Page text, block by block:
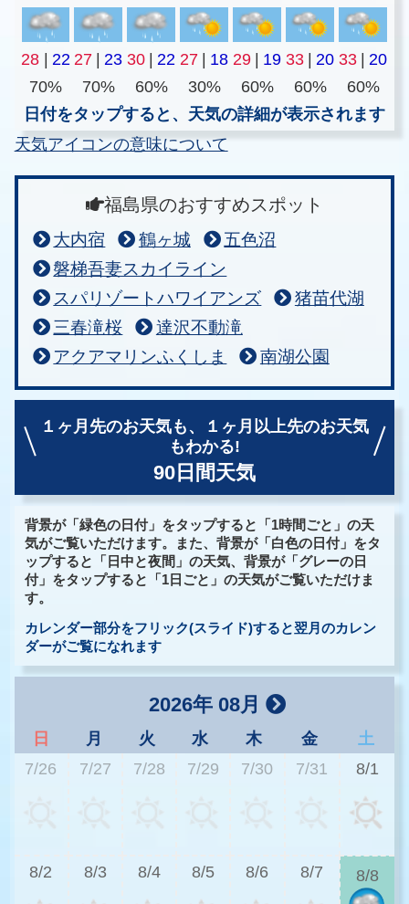
28 | 22 27 | 23 30 | 22 27 | 18 29 | 19 33 | 20 33 | 20
70%
70% 60% 30% 60% 60%
60%
日付をタップすると、天気の詳細が表示されます
天気アイコンの意味について
福島県のおすすめスポット
大内宿 鶴ヶ城
五色沼
磐梯吾妻スカイライン
スパリゾートハワイアンズ
猪苗代湖
三春滝桜
達沢不動滝
アクアマリンふくしま
南湖公園
１ヶ月先のお天気も、
１ヶ月以上先のお天気
もわかる!
90日間天気
背景が「緑色の日付」をタップすると「1時間ごと」の天
気がご覧いただけます。また、背景が「白色の日付」をタ
ップすると「日中と夜間」の天気、背景が「グレーの日
付」をタップすると「1日ごと」の天気がご覧いただけま
す。
カレンダー部分をフリック(スライド)すると翌月のカレン
ダーがご覧になれます
2026年 08月
日 月 火 水 木 金
土
7/26
7/27 7/28 7/29 7/30 7/31 8/1
8/2 8/3 8/4 8/5 8/6 8/7 8/8